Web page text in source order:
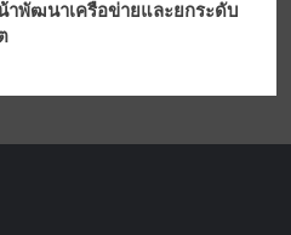
น้าพัฒนาเครือข่ายและยกระดับ